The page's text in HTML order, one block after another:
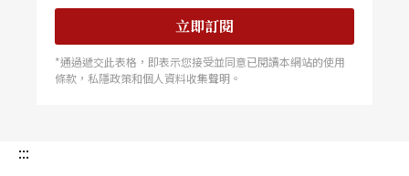
立即訂閱
*通過遞交此表格，即表示您接受並同意已閱讀本網站的使用
條款，私隱政策和個人資料收集聲明。
:::